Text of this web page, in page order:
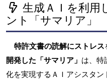
生成ＡＩを利用
ント「サマリア」
特許文書の読解にストレス
開発した「サマリア」 は、特
化を実現するＡＩアシスタ